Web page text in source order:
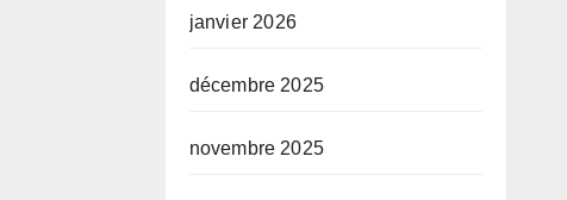
janvier 2026
décembre 2025
novembre 2025